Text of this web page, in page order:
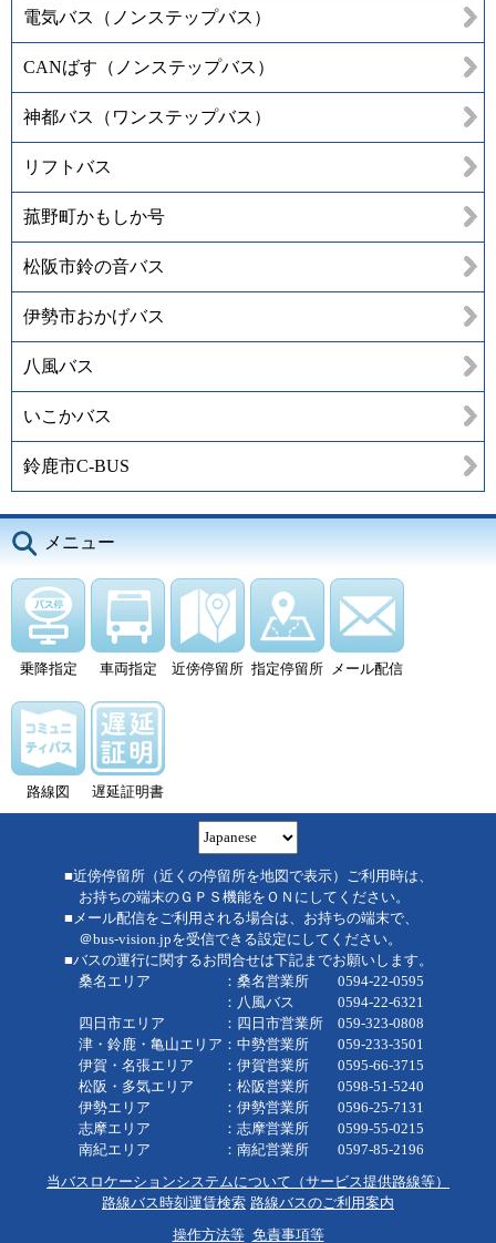
電気バス（ノンステップバス）
CANばす（ノンステップバス）
神都バス（ワンステップバス）
リフトバス
菰野町かもしか号
松阪市鈴の音バス
伊勢市おかげバス
八風バス
いこかバス
鈴鹿市C-BUS
メニュー
乗降指定 車両指定 近傍停留所 指定停留所 メール配信
路線図 遅延証明書
■近傍停留所（近くの停留所を地図で表示）ご利用時は、
お持ちの端末のＧＰＳ機能をＯＮにしてください。
■メール配信をご利用される場合は、お持ちの端末で、
＠bus-vision.jpを受信できる設定にしてください。
■バスの運行に関するお問合せは下記までお願いします。
桑名エリア ：桑名営業所 0594-22-0595
：八風バス 0594-22-6321
四日市エリア ：四日市営業所 059-323-0808
津・鈴鹿・亀山エリア：中勢営業所 059-233-3501
伊賀・名張エリア ：伊賀営業所 0595-66-3715
松阪・多気エリア ：松阪営業所 0598-51-5240
伊勢エリア ：伊勢営業所 0596-25-7131
志摩エリア ：志摩営業所 0599-55-0215
南紀エリア ：南紀営業所 0597-85-2196
当バスロケーションシステムについて（サービス提供路線等）
路線バス時刻運賃検索 路線バスのご利用案内
操作方法等 免責事項等